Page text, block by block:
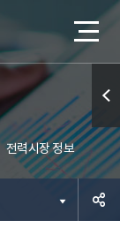
전력시장 정보
퀵메
뉴 열
기